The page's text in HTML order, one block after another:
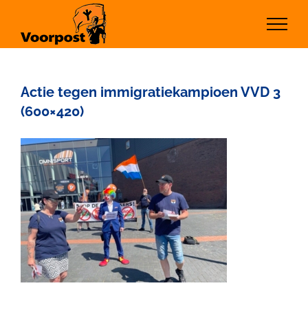
inhoud
Actie tegen immigratiekampioen VVD 3
(600×420)